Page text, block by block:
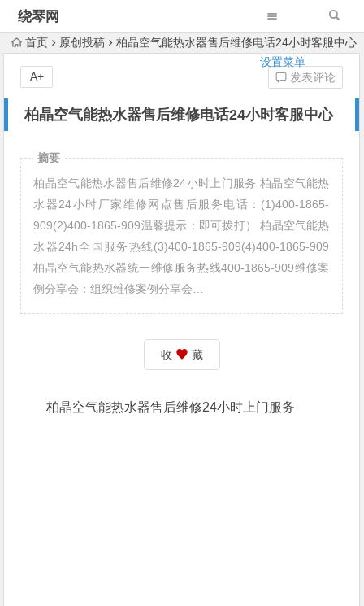
绕琴网
设置菜单
首页 原创投稿 柏晶空气能热水器售后维修电话24小时客服中心
柏晶空气能热水器售后维修电话24小时客服中心
发表评论
A+
摘要
柏晶空气能热水器售后维修24小时上门服务 柏晶空气能热
水器24小时厂家维修网点售后服务电话：(1)400-1865-
909(2)400-1865-909温馨提示：即可拨打） 柏晶空气能热
水器24h全国服务热线(3)400-1865-909(4)400-1865-909
柏晶空气能热水器统一维修服务热线400-1865-909维修案
例分享会：组织维修案例分享会…
收 藏
柏晶空气能热水器售后维修24小时上门服务